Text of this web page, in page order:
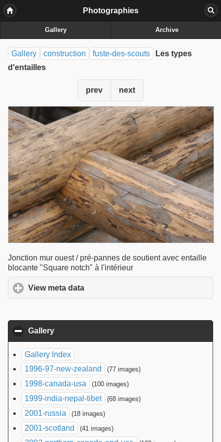
Photographies
Gallery Archive
Gallery construction fuste-des-scouts
Les types
d'entailles
prev next
Jonction mur ouest / pré-pannes de soutient avec entaille
blocante "Square notch" à l'intérieur
View meta data
Gallery
Gallery Index
1996-97-new-zealand
(77 images)
1998-canada-usa (100 images)
1999-india-nepal-tibet (68 images)
2001-russia (18 images)
2001-scotland (41 images)